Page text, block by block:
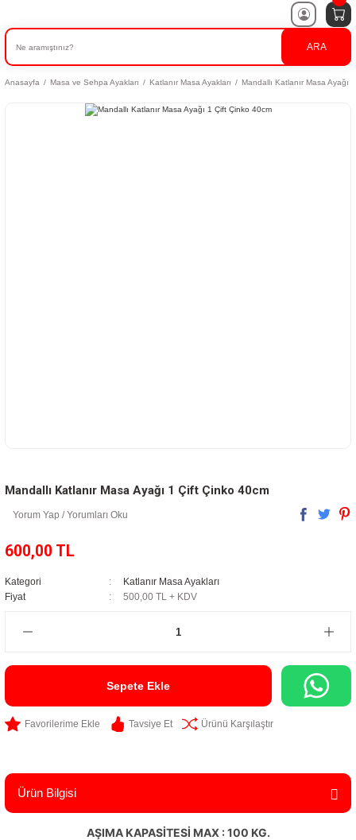
ARA
Anasayfa Masa ve Sehpa Ayakları Katlanır Masa Ayakları Mandallı Katlanır Masa Ayağı
Mandallı Katlanır Masa Ayağı 1 Çift Çinko 40cm
Yorum Yap / Yorumları Oku
600,00 TL
Kategori
Katlanır Masa Ayakları
Fiyat
500,00 TL + KDV
Sepete Ekle
Tavsiye Et Ürünü Karşılaştır
Ürün Bilgisi
AŞIMA KAPASİTESİ MAX : 100 KG.